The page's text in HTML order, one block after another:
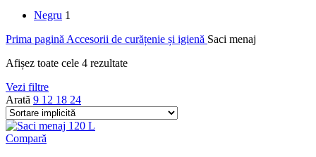
Negru 1
Prima pagină Accesorii de curățenie și igienă Saci menaj
Afișez toate cele 4 rezultate
Vezi filtre
Arată 9 12 18 24
Compară